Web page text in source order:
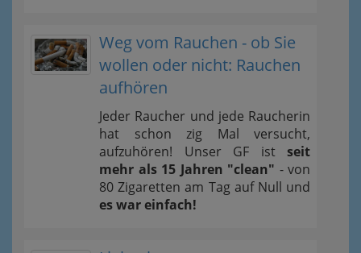
Weg vom Rauchen - ob Sie
wollen oder nicht: Rauchen
aufhören
Jeder Raucher und jede Raucherin
hat schon zig Mal versucht,
aufzuhören! Unser GF ist seit
mehr als 15 Jahren "clean" - von
80 Zigaretten am Tag auf Null und
es war einfach!